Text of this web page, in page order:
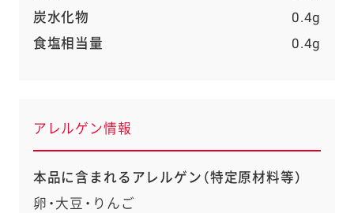
炭水化物
0.4g
食塩相当量
0.4g
アレルゲン情報
本品に含まれるアレルゲン（特定原材料等）
卵・大豆・りんご